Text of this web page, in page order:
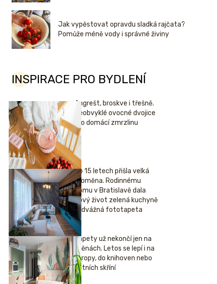
Jak vypěstovat opravdu sladká rajčata?
Pomůže méně vody i správné živiny
INSPIRACE PRO BYDLENÍ
Angrešt, broskve i třešně.
Neobvyklé ovocné dvojice
pro domácí zmrzlinu
Po 15 letech přišla velká
proměna. Rodinnému
domu v Bratislavě dala
nový život zelená kuchyně
i odvážná fototapeta
Tapety už nekončí jen na
stěnách. Letos se lepí i na
stropy, do knihoven nebo
šatních skříní